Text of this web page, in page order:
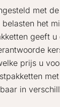
met
het
geeft u
prijs u
in